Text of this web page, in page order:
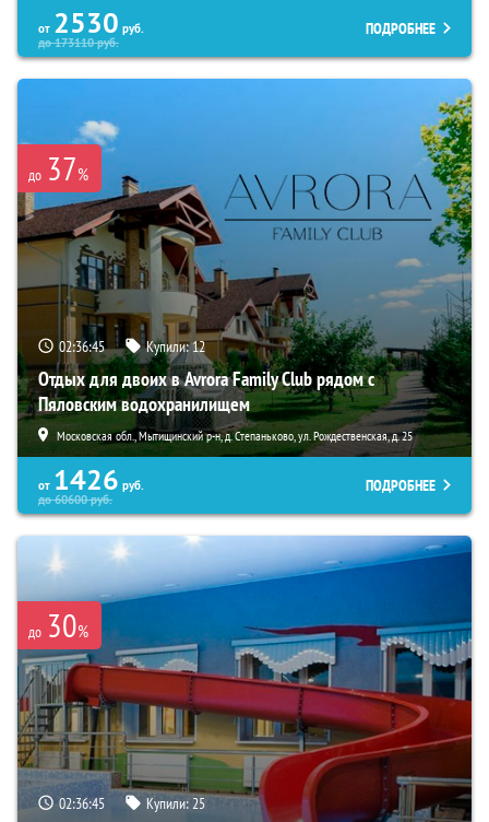
от 2530 руб.
до173110руб.
ПОДРОБНЕЕ
до 37%
02:36:44 Купили:12
Отдых для двоих в Avrora Family Club рядом с
Пяловским водохранилищем
Московская обл., Мытищинский р-н, д. Степаньково, ул. Рождественская, д. 25
от 1426 руб.
до60600руб.
ПОДРОБНЕЕ
до 30%
02:36:44 Купили:25